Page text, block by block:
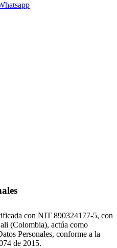
con NIT 890324177-5, con
(Colombia), actúa como
Personales, conforme a la
de 2015.